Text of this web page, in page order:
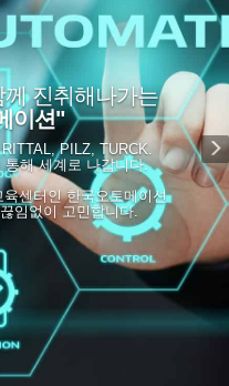
진취해나가는
이션"
PILZ, TURCK.
해 세계로 나갑니다.
센터인 한국오토메이션
임없이 고민합니다.
이
션
홈
페
이
지
방
문
을